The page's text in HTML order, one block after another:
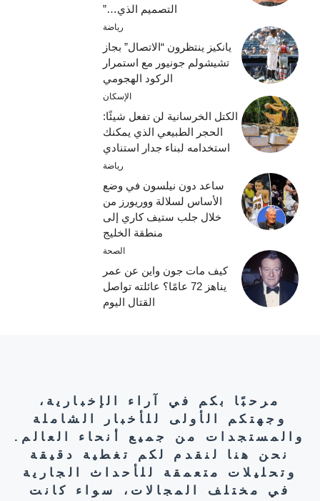
التصميم الذي…”
رياضة
يانكيز ينتظرون “الاتصال” بجاز
تشيشولم جونيور مع استمرار
الركود الهجومي
الإسكان
الكتل الخرسانية لن تفعل شيئًا:
الحجر الطبيعي الذي يمكنك
استخدامه لبناء جدار استنادي
رياضة
ساعد دون نيلسون في وضع
الأساس لسلالة ووريورز من
خلال جلب ستيف كاري إلى
منطقة الخليج
الصحة
كيف مات جون واين عن عمر
يناهز 72 عامًا؟ عائلته تواصل
القتال اليوم
مرحبًا بكم في آراء الإخبارية،
وجهتكم الأولى للأخبار الشاملة
والمستجدات من جميع أنحاء العالم.
نحن هنا لنقدم لكم تغطية دقيقة
وتحليلات متعمقة للأحداث الجارية
في مختلف المجالات، سواء كانت